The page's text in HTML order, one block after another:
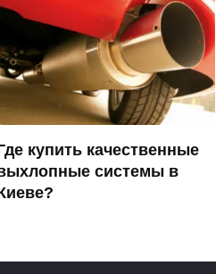
купить качественные
системы в
0 16